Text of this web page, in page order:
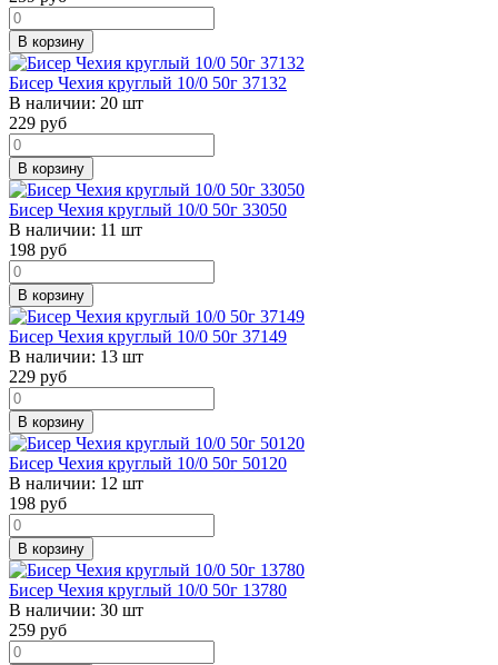
В корзину
Бисер Чехия круглый 10/0 50г 37132
В наличии: 20 шт
229 руб
В корзину
Бисер Чехия круглый 10/0 50г 33050
В наличии: 11 шт
198 руб
В корзину
Бисер Чехия круглый 10/0 50г 37149
В наличии: 13 шт
229 руб
В корзину
Бисер Чехия круглый 10/0 50г 50120
В наличии: 12 шт
198 руб
В корзину
Бисер Чехия круглый 10/0 50г 13780
В наличии: 30 шт
259 руб